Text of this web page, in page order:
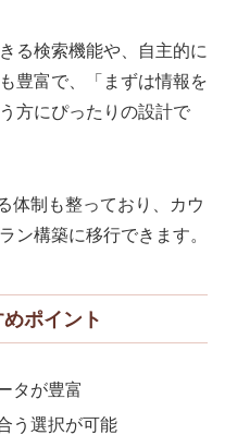
る検索機能や、自主的に
豊富で、「まずは情報を
方にぴったりの設計で
体制も整っており、カウ
ン構築に移行できます。
ポイント
タが豊富
う選択が可能